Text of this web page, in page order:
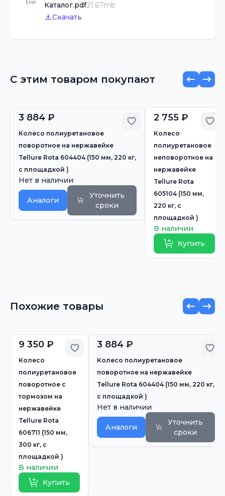
Каталог.pdf21.67mb
Скачать
С этим товаром покупают
Добавить в
3 884 ₽
Колесо полиуретановое
поворотное на нержавейке
Tellure Rota 604404 (150 мм, 220 кг,
с площадкой )
Нет в наличии
Аналоги
Уточнить
сроки
2 755 ₽
Колесо
полиуретановое
неповоротное на
нержавейке
Tellure Rota
605104 (150 мм,
220 кг, с
площадкой )
В наличии
Купить
Похожие товары
Добавить в избранное
9 350 ₽
Колесо
полиуретановое
поворотное с
тормозом на
нержавейке
Tellure Rota
606711 (150 мм,
300 кг, с
площадкой )
В наличии
Купить
3 884 ₽
Колесо полиуретановое
поворотное на нержавейке
Tellure Rota 604404 (150 мм, 220 кг,
с площадкой )
Нет в наличии
Аналоги
Уточнить
сроки